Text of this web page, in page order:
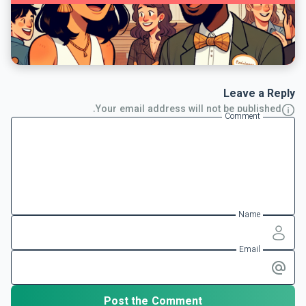
Leave a Reply
Your email address will not be published.
Comment
Name
Email
Post the Comment